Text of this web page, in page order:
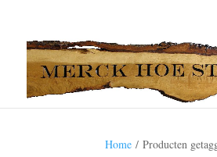
Home / Producten